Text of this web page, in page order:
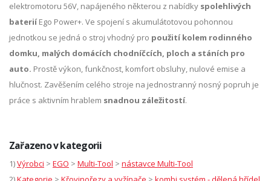
elektromotoru 56V, napájeného některou z nabídky spolehlivých
bateriíEgo Power+. Ve spojení s akumulátotovou pohonnou
jednotkou se jedná o stroj vhodný pro použití kolem rodinného
domku, malých domácích chodníčcích, ploch a stáních pro
auto. Prostě výkon, funkčnost, komfort obsluhy, nulové emise a
hlučnost. Zavěšením celého stroje na jednostranný nosný popruh je
práce s aktivním hrablem snadnou záležitostí.
Zařazeno v kategorii
1)Výrobci > EGO > Multi-Tool > nástavce Multi-Tool